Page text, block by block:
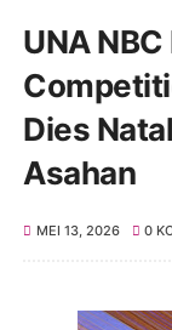
UNA
Dies
Asahan
MEI 13, 2026 0